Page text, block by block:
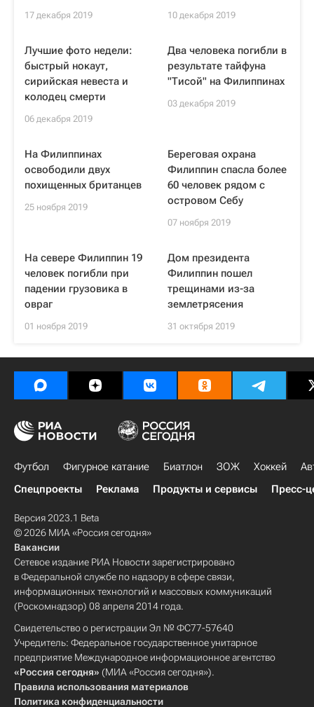
17 декабря 2019 10 декабря 2019
Лучшие фото недели:
быстрый нокаут,
сирийская невеста и
колодец смерти
06 декабря 2019
Два человека погибли в
результате тайфуна
"Тисой" на Филиппинах
03 декабря 2019
На Филиппинах
освободили двух
похищенных британцев
25 ноября 2019
Береговая охрана
Филиппин спасла более
60 человек рядом с
островом Себу
07 ноября 2019
На севере Филиппин 19
человек погибли при
падении грузовика в
овраг
01 ноября 2019
Дом президента
Филиппин пошел
трещинами из-за
землетрясения
31 октября 2019
Футбол Фигурное катание Биатлон ЗОЖ Хоккей
Спецпроекты
Реклама Продукты и сервисы Пресс-
Версия 2023.1 Beta
© 2026 МИА «Россия сегодня»
Вакансии
Сетевое издание РИА Новости зарегистрировано
в Федеральной службе по надзору в сфере связи,
информационных технологий и массовых коммуникаций
(Роскомнадзор) 08 апреля 2014 года.
Свидетельство о регистрации Эл № ФС77-57640
Учредитель: Федеральное государственное унитарное
предприятие Международное информационное агентство
«Россия сегодня» (МИА «Россия сегодня»).
Правила использования материалов
Политика конфиденциальности